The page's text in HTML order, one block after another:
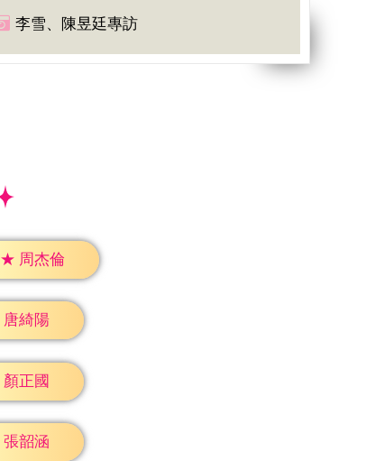
李雪、陳昱廷專訪
★ 周杰倫
唐綺陽
顏正國
張韶涵